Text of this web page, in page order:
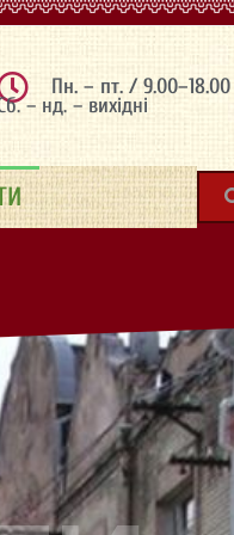
Пн. – пт. / 9.00–18.00
– нд. – вихідні